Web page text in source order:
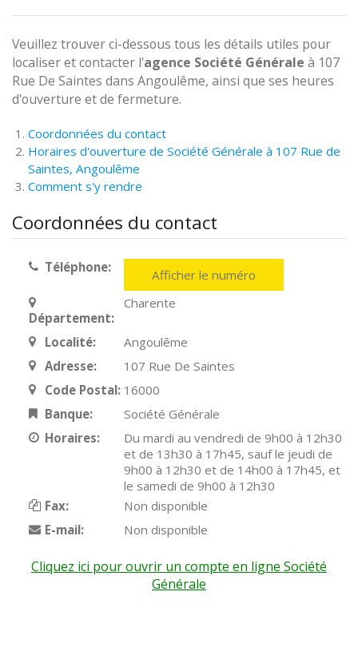
Veuillez trouver ci-dessous tous les détails utiles pour
localiser et contacter l'agence Société Générale à 107
Rue De Saintes dans Angoulême, ainsi que ses heures
d'ouverture et de fermeture.
Coordonnées du contact
Horaires d'ouverture de Société Générale à 107 Rue de
Saintes, Angoulême
Comment s'y rendre
Coordonnées du contact
Téléphone: Afficher le numéro
Département:
Charente
Localité:
Angoulême
Adresse:
107 Rue De Saintes
Code Postal: 16000
Banque:
Société Générale
Horaires:
Du mardi au vendredi de 9h00 à 12h30
et de 13h30 à 17h45, sauf le jeudi de
9h00 à 12h30 et de 14h00 à 17h45, et
le samedi de 9h00 à 12h30
Fax:
Non disponible
E-mail:
Non disponible
Cliquez ici pour ouvrir un compte en ligne Société
Générale